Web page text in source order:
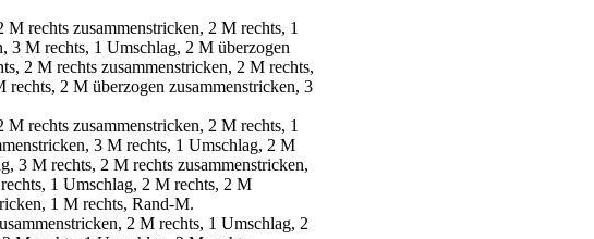
rechts zusammenstricken, 2 M rechts, 1
3 M rechts, 1 Umschlag, 2 M überzogen
2 M rechts zusammenstricken, 2 M rechts,
2 M überzogen zusammenstricken, 3
rechts zusammenstricken, 2 M rechts, 1
3 M rechts, 1 Umschlag, 2 M
3 M rechts, 2 M rechts zusammenstricken,
1 Umschlag, 2 M rechts, 2 M
1 M rechts, Rand-M.
2 M rechts, 1 Umschlag, 2